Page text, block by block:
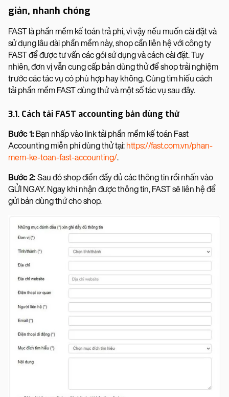
giản, nhanh chóng
FAST là phần mềm kế toán trả phí, vì vậy nếu muốn cài đặt và
sử dụng lâu dài phần mềm này, shop cần liên hệ với công ty
FAST để được tư vấn các gói sử dụng và cách cài đặt. Tuy
nhiên, đơn vị vẫn cung cấp bản dùng thử để shop trải nghiệm
trước các tác vụ có phù hợp hay không. Cùng tìm hiểu cách
tải phần mềm FAST dùng thử và một số tác vụ sau đây.
3.1. Cách tải FAST accounting bản dùng thử
Bước 1: Bạn nhấp vào link tải phần mềm kế toán Fast
Accounting miễn phí dùng thử tại: https://fast.com.vn/phan-
mem-ke-toan-fast-accounting/.
Bước 2: Sau đó shop điền đầy đủ các thông tin rồi nhấn vào
GỬI NGAY. Ngay khi nhận được thông tin, FAST sẽ liên hệ để
gửi bản dùng thử cho shop.